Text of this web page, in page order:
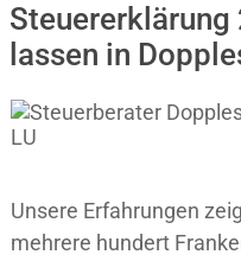
lassen in
Unsere Erfahrungen
mehrere hundert